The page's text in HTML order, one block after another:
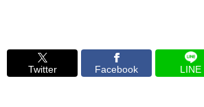
Twitter Facebook LINE